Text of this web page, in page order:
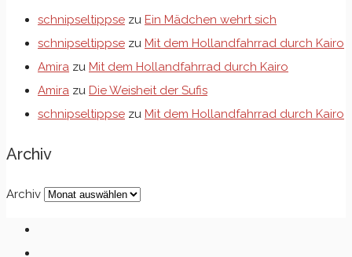
schnipseltippse zu Ein Mädchen wehrt sich
schnipseltippse zu Mit dem Hollandfahrrad durch Kairo
Amira zu Mit dem Hollandfahrrad durch Kairo
Amira zu Die Weisheit der Sufis
schnipseltippse zu Mit dem Hollandfahrrad durch Kairo
Archiv
Archiv